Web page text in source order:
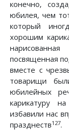
конечно,
юбилея, чем
который
хорошим
посвященная
вместе с
товарищи
юбилейных
карикатуру
избавили нас
празднеств127.